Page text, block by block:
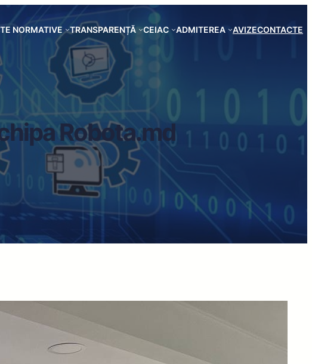
NORMATIVE TRANSPARENȚĂ CEIAC ADMITEREA AVIZECONTACTE
Robota.md